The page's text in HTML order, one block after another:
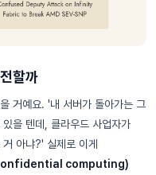
할까
거예요. '내 서버가 돌아가는 그
을 텐데, 클라우드 사업자가
아냐?' 실제로 이게
computing)